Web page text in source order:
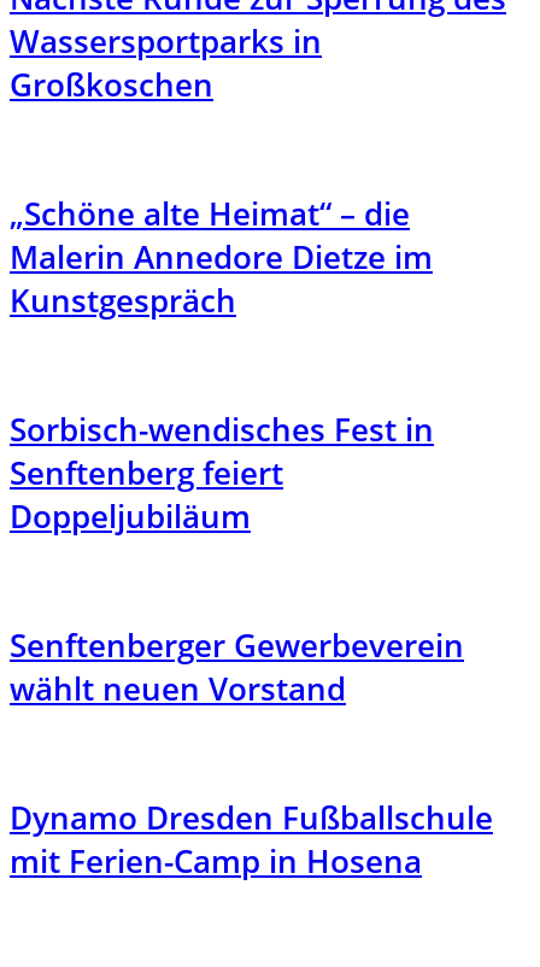
Wassersportparks in
Großkoschen
„Schöne alte Heimat“ – die
Malerin Annedore Dietze im
Kunstgespräch
Sorbisch-wendisches Fest in
Senftenberg feiert
Doppeljubiläum
Senftenberger Gewerbeverein
wählt neuen Vorstand
Dynamo Dresden Fußballschule
mit Ferien-Camp in Hosena